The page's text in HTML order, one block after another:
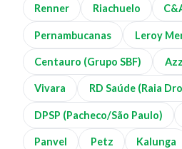
Renner Riachuelo
Pernambucanas Leroy
Centauro (Grupo SBF)
Vivara RD Saúde (Raia
DPSP (Pacheco/São Paulo)
Panvel Petz Kalunga